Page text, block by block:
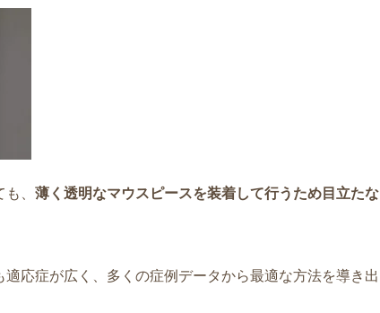
、 薄く透明なマウスピースを装着して行うため目立たな
応症が広く、多くの症例データから最適な方法を導き出